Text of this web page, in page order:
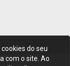
do seu
com o site. Ao